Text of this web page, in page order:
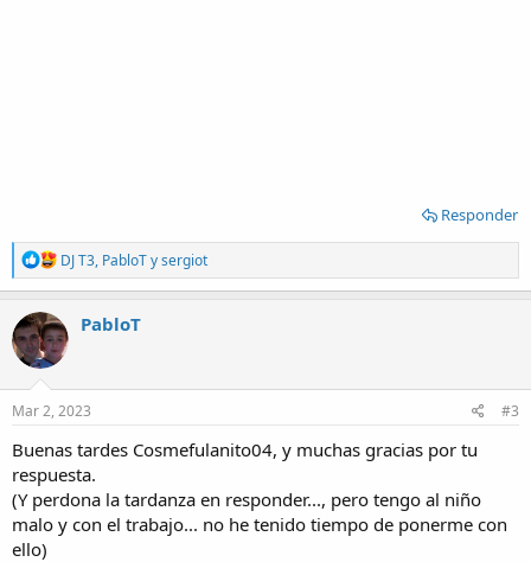
Responder
R
e
a
t
i
n
s
DJ T3, PabloTysergiot
PabloT
Mar 2, 2023 #3
Buenas tardes Cosmefulanito04, y muchas gracias por tu
respuesta.
(Y perdona la tardanza en responder..., pero tengo al niño
malo y con el trabajo... no he tenido tiempo de ponerme con
ello)